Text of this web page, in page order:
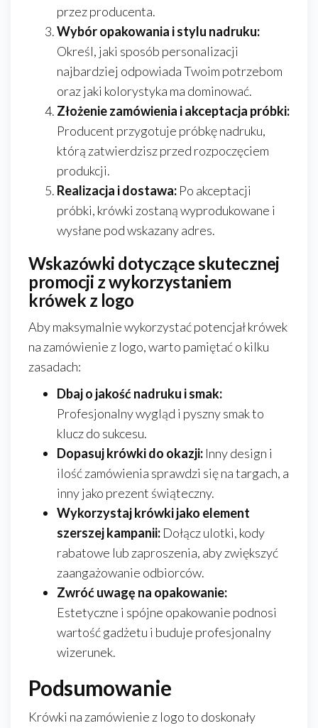
przez producenta.
Wybór opakowania i stylu nadruku:
Określ, jaki sposób personalizacji
najbardziej odpowiada Twoim potrzebom
oraz jaki kolorystyka ma dominować.
Złożenie zamówienia i akceptacja próbki:
Producent przygotuje próbkę nadruku,
którą zatwierdzisz przed rozpoczęciem
produkcji.
Realizacja i dostawa: Po akceptacji
próbki, krówki zostaną wyprodukowane i
wysłane pod wskazany adres.
Wskazówki dotyczące skutecznej
promocji z wykorzystaniem
krówek z logo
Aby maksymalnie wykorzystać potencjał krówek
na zamówienie z logo, warto pamiętać o kilku
zasadach:
Dbaj o jakość nadruku i smak:
Profesjonalny wygląd i pyszny smak to
klucz do sukcesu.
Dopasuj krówki do okazji: Inny design i
ilość zamówienia sprawdzi się na targach, a
inny jako prezent świąteczny.
Wykorzystaj krówki jako element
szerszej kampanii: Dołącz ulotki, kody
rabatowe lub zaproszenia, aby zwiększyć
zaangażowanie odbiorców.
Zwróć uwagę na opakowanie:
Estetyczne i spójne opakowanie podnosi
wartość gadżetu i buduje profesjonalny
wizerunek.
Podsumowanie
Krówki na zamówienie z logo to doskonały